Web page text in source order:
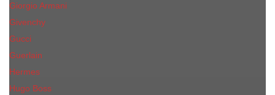
Giorgio Armani
Givenchy
Gucci
Guerlain
Hermes
Hugo Boss